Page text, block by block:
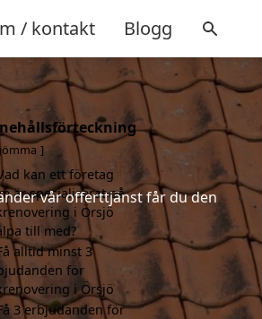
/ kontakt Blogg
vår offerttjänst får du den
kan ett företag
är specialiserat på
i Örsjö
till med?
alltid minst 3
för
i Örsjö
3 erbjudanden för